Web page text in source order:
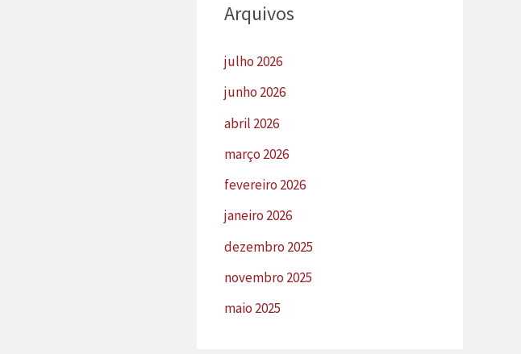
Arquivos
julho 2026
junho 2026
abril 2026
março 2026
fevereiro 2026
janeiro 2026
dezembro 2025
novembro 2025
maio 2025